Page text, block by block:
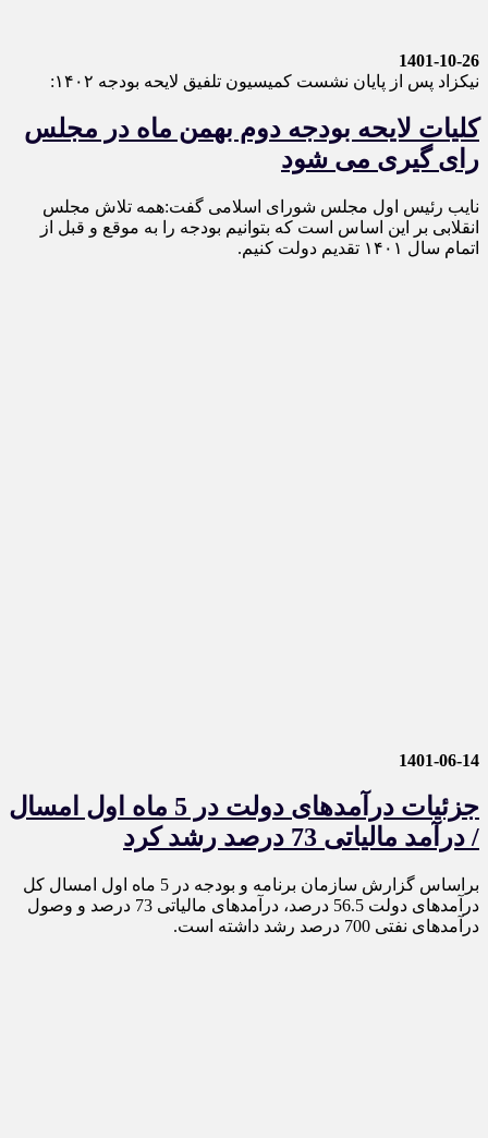
1401-10-26
نیکزاد پس از پایان نشست کمیسیون تلفیق لایحه بودجه ۱۴۰۲:
کلیات لایحه بودجه دوم بهمن ماه در مجلس
رای گیری می شود
نایب رئیس اول مجلس شورای اسلامی گفت:همه تلاش مجلس
انقلابی بر این اساس است که بتوانیم بودجه را به موقع و قبل از
اتمام سال ۱۴۰۱ تقدیم دولت کنیم.
1401-06-14
جزئیات درآمدهای دولت در 5 ماه اول امسال
/ درآمد مالیاتی 73 درصد رشد کرد
براساس گزارش سازمان برنامه و بودجه در 5 ماه اول امسال کل
درآمدهای دولت 56.5 درصد، درآمدهای مالیاتی 73 درصد و وصول
درآمدهای نفتی 700 درصد رشد داشته است.